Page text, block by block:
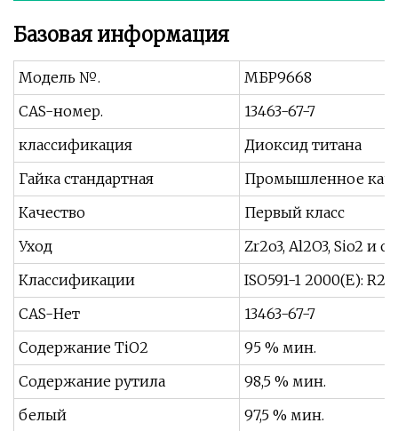
Базовая информация
Модель №.
МБР9668
CAS-номер.
13463-67-7
классификация
Диоксид титана
Гайка стандартная
Промышленное
Качество
Первый класс
Уход
Zr2o3, Al2O3, Sio2 и
Классификации
ISO591-1 2000(Е): R2
CAS-Нет
13463-67-7
Содержание TiO2
95 % мин.
Содержание рутила
98,5 % мин.
белый
97,5 % мин.